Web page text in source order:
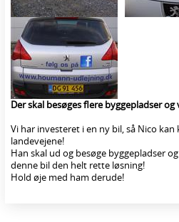
Der skal besøges flere byggepladser
Vi har investeret i en ny bil, så Nico
landevejene!
Han skal ud og besøge byggepladser
denne bil den helt rette løsning!
Hold øje med ham derude!